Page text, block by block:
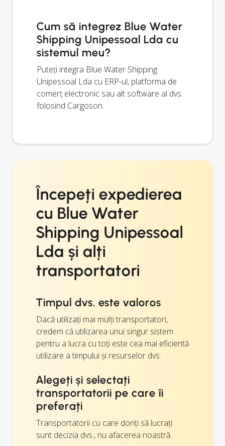
Cum să integrez Blue Water
Shipping Unipessoal Lda cu
sistemul meu?
Puteți integra Blue Water Shipping
Unipessoal Lda cu ERP-ul, platforma de
comerț electronic sau alt software al dvs.
folosind Cargoson.
Începeți expedierea
cu Blue Water
Shipping Unipessoal
Lda și alți
transportatori
Timpul dvs. este valoros
Dacă utilizați mai mulți transportatori,
credem că utilizarea unui singur sistem
pentru a lucra cu toți este cea mai eficientă
utilizare a timpului și resurselor dvs.
Alegeți și selectați
transportatorii pe care îi
preferați
Transportatorii cu care doriți să lucrați
sunt decizia dvs., nu afacerea noastră.